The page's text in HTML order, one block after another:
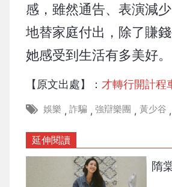
感，雖然通告、表演減
地替家庭付出，除了賺
她感受到生活有多美好。
【原文出處】：才轉行開計程
娛樂 , 詐騙 , 強辯樂團 , 黃少谷 ,
延伸閱讀
隋